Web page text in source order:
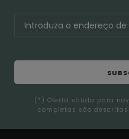
(*) Oferta válida para
completas são